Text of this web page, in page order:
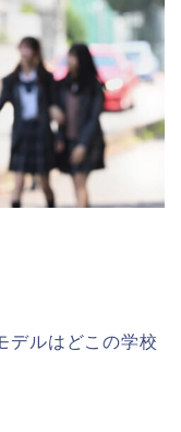
デルはどこの学校